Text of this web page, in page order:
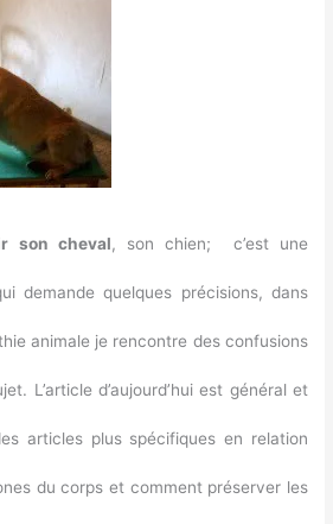
son cheval, son chien; c’est une
demande quelques précisions, dans
animale je rencontre des confusions
L’article d’aujourd’hui est général et
articles plus spécifiques en relation
du corps et comment préserver les